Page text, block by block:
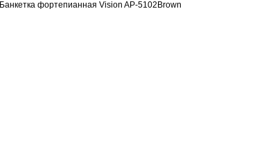
Банкетка фортепианная Vision AP-5102Brown